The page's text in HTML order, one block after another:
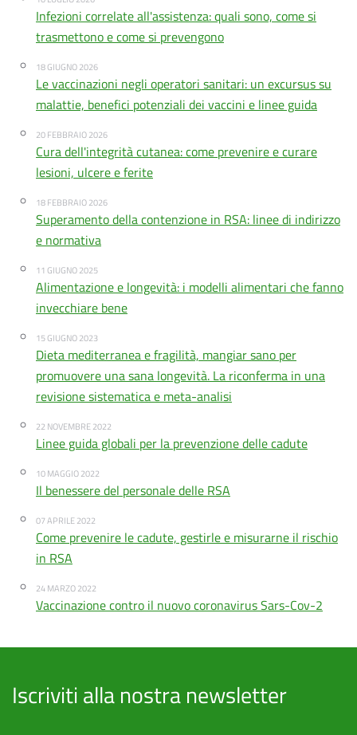
Infezioni correlate all'assistenza: quali sono, come si
trasmettono e come si prevengono
18 GIUGNO 2026
Le vaccinazioni negli operatori sanitari: un excursus su
malattie, benefici potenziali dei vaccini e linee guida
20 FEBBRAIO 2026
Cura dell'integrità cutanea: come prevenire e curare
lesioni, ulcere e ferite
18 FEBBRAIO 2026
Superamento della contenzione in RSA: linee di indirizzo
e normativa
11 GIUGNO 2025
Alimentazione e longevità: i modelli alimentari che fanno
invecchiare bene
15 GIUGNO 2023
Dieta mediterranea e fragilità, mangiar sano per
promuovere una sana longevità. La riconferma in una
revisione sistematica e meta-analisi
22 NOVEMBRE 2022
Linee guida globali per la prevenzione delle cadute
10 MAGGIO 2022
Il benessere del personale delle RSA
07 APRILE 2022
Come prevenire le cadute, gestirle e misurarne il rischio
in RSA
24 MARZO 2022
Vaccinazione contro il nuovo coronavirus Sars-Cov-2
Iscriviti alla nostra newsletter